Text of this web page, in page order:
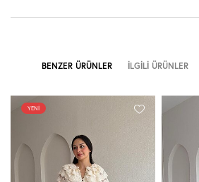
BENZER ÜRÜNLER İLGILI ÜRÜNLER
YENI